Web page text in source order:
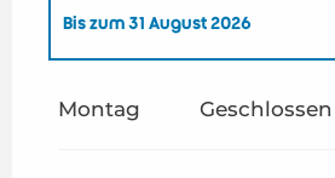
Bis zum 31 August 2026
Montag Geschlossen